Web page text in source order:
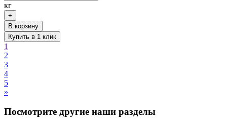
кг
+
В корзину
Купить в 1 клик
1
2
3
4
5
»
Посмотрите другие наши разделы